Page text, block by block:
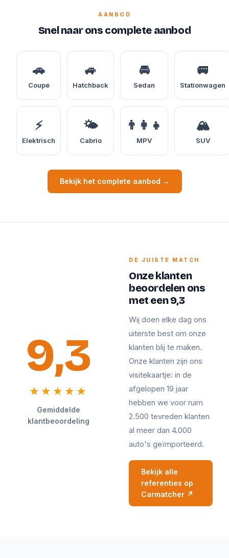
AANBOD
Snel naar ons complete aanbod
🚗
Coupé
🚙
Hatchback
🚘
Sedan
🚐
Stationwagen
⚡
Elektrisch
🌤️
Cabrio
👨‍👩‍👧
MPV
🏔️
SUV
Bekijk het complete aanbod →
9,3
★★★★★
Gemiddelde
klantbeoordeling
DE JUISTE MATCH
Onze klanten
beoordelen ons
met een 9,3
Wij doen elke dag ons
uiterste best om onze
klanten blij te maken.
Onze klanten zijn ons
visitekaartje: in de
afgelopen 19 jaar
hebben we voor ruim
2.500 tevreden klanten
al meer dan 4.000
auto's geïmporteerd.
Bekijk alle
referenties op
Carmatcher ↗